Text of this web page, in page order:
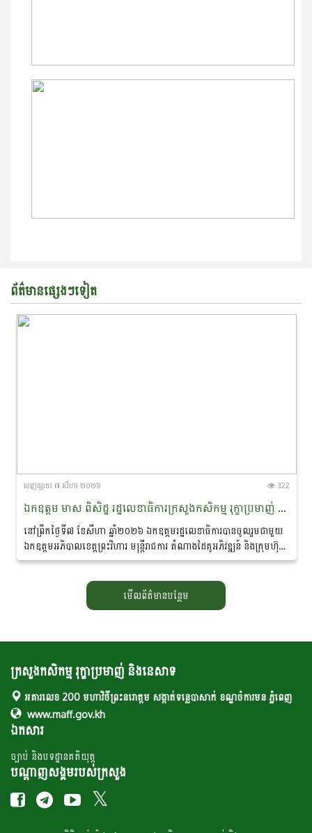
ព័ត៌មានផ្សេងៗទៀត
ចេញ​ផ្សាយ​ ៧ សីហា ២០២៦ 322
ឯកឧត្តម មាស ពិសិដ្ឋ រដ្ឋលេខាធិការក្រសួងកសិកម្ម រុក្ខាប្រមាញ់ និងនេសាទ បានចូលរួមជាអធិបតីភាពក្នុងពិធីចុះហត្ថលេខាលក់-ទិញផលិតផលកសិកម្មសរីរាង្គ នៅខេត្តព្រះវិហារ
នៅព្រឹកថ្ងៃទី៧ ខែសីហា ឆ្នាំ២០២៦ ឯកឧត្តមរដ្ឋលេខាធិការបានចូលរួមជាមួយ
ឯកឧត្តមអភិបាលខេត្តព្រះវិហារ មន្ត្រីរាជការ តំណាងដៃគូអភិវឌ្ឍន៍ និងក្រុមហ៊ុន
ឯកជន ព្រមទាំងប្រជាកសិករ...
មើលព័ត៌មានបន្ថែម
ក្រសួងកសិកម្ម រុក្ខាប្រមាញ់ និងនេសាទ
អគារលេខ 200 មហាវិថីព្រះនរោត្តម សង្កាត់ទន្លេបាសាក់ ខណ្ឌចំការមន ភ្នំពេញ
www.maff.gov.kh
ឯកសារ
ច្បាប់ និងបទដ្ឋានគតិយុត្ត
បណ្តាញសង្គមរបស់ក្រសួង